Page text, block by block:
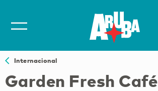
Internacional
Garden Fresh Café